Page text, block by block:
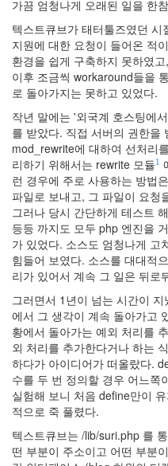
가끔 엄청나게 오래된 일을 한
텍스트큐브가 태터툴즈였던
지원에 대한 요청이 들어온 적
환경을 쉽게 구축하지 못하였
이후 조금씩 workaround들을
로 돌아가지는 못하고 있었다.
작년 말에는 '외국계 호스팅에
를 받았다. 직접 서버의 권한을
mod_rewrite에 대하여 선처리
리하기 위해서는 rewrite 모듈1
런 경우에 주로 사용하는 방법
파일로 보내고, 그 파일이 요청
그러나 당시 간단하게 테스트
등등 까지도 모두 php 엔진을
가 있었다. 소스도 엄청나게 고
힘들어 보였다. 소스를 대대적
리가 있어서 계속 그 일은 뒤로
그러면서 1년이 넘는 시간이
에서 그 생각이 계속 돌아가고
황에서 돌아가는 예외 처리를
외 처리를 추가한다거나 하는
하다가 아이디어가 떠올랐다.
수를 두 번 정의할 경우 어느쪽
실험해 보니 처음 define만이
적으로 죽 풀렸다.
텍스트큐브는 /lib/suri.php 를
떤 부분이 주소이고 어떤 부분
러
스
단
상
덕
질
의
끝
[영
화]
인
사
이
드
아
웃
LG
전
자
모
바
일
부
불
효
몇
가
지
계